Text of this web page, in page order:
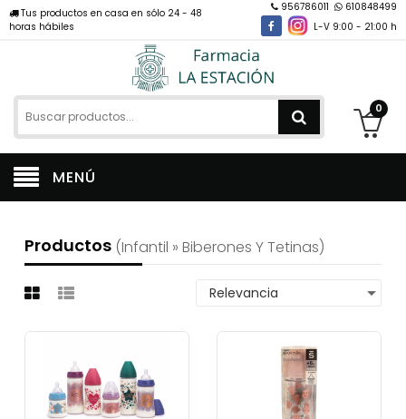
Tus productos en casa en sólo 24 - 48
horas hábiles
956786011
610848499
L-V 9:00 - 21:00 h
0
MENÚ
Productos (infantil » Biberones Y Tetinas)